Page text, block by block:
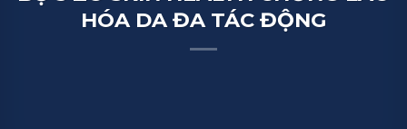
HÓA DA ĐA TÁC ĐỘNG